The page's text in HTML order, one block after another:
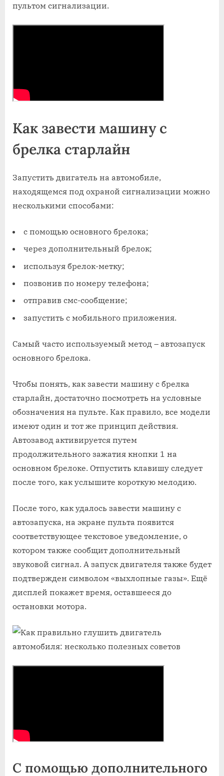
пультом сигнализации.
Как завести машину с
брелка старлайн
Запустить двигатель на автомобиле,
находящемся под охраной сигнализации можно
несколькими способами:
с помощью основного брелока;
через дополнительный брелок;
используя брелок-метку;
позвонив по номеру телефона;
отправив смс-сообщение;
запустить с мобильного приложения.
Самый часто используемый метод – автозапуск
основного брелока.
Чтобы понять, как завести машину с брелка
старлайн, достаточно посмотреть на условные
обозначения на пульте. Как правило, все модели
имеют один и тот же принцип действия.
Автозавод активируется путем
продолжительного зажатия кнопки 1 на
основном брелоке. Отпустить клавишу следует
после того, как услышите короткую мелодию.
После того, как удалось завести машину с
автозапуска, на экране пульта появится
соответствующее текстовое уведомление, о
котором также сообщит дополнительный
звуковой сигнал. А запуск двигателя также будет
подтвержден символом «выхлопные газы». Ещё
дисплей покажет время, оставшееся до
остановки мотора.
С помощью дополнительного